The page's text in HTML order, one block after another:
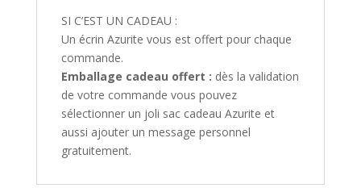
SI C’EST UN CADEAU :
Un écrin Azurite vous est offert pour chaque
commande.
Emballage cadeau offert : dès la validation
de votre commande vous pouvez
sélectionner un joli sac cadeau Azurite et
aussi ajouter un message personnel
gratuitement.